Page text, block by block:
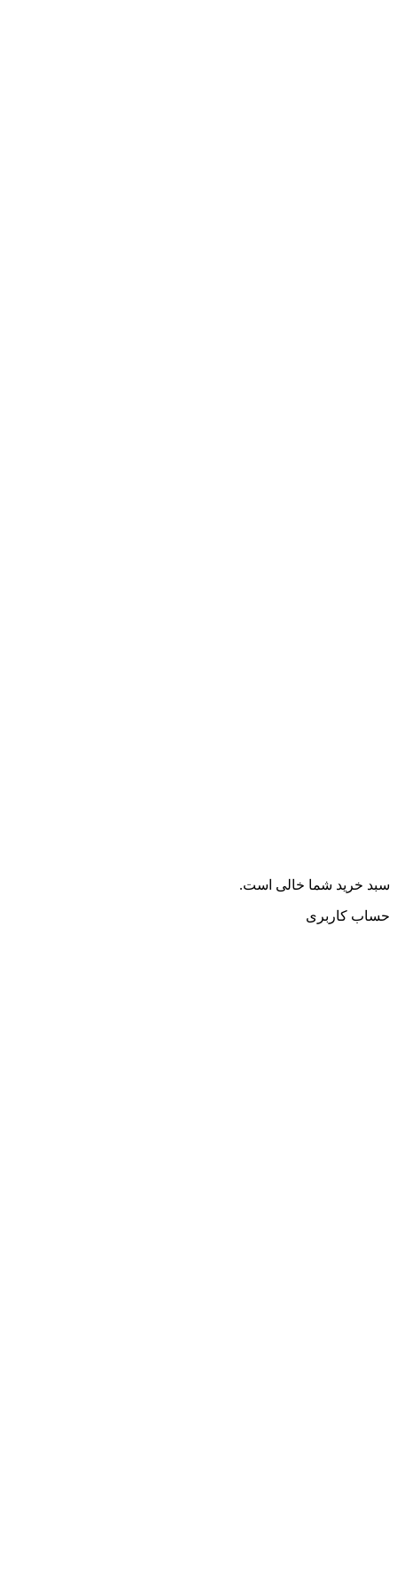
سبد خرید شما خالی است.
حساب کاربری